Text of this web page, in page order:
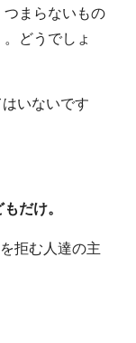
まらないもの
どうでしょ
いないです
だけ。
拒む人達の主